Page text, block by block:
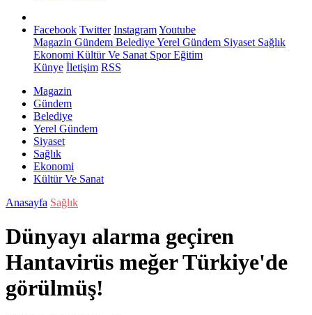
Facebook Twitter InstagramYoutube
Magazin Gündem BelediyeYerel Gündem Siyaset Sağlık
Ekonomi Kültür Ve Sanat SporEğitim
Künye İletişim RSS
Magazin
Gündem
Belediye
Yerel Gündem
Siyaset
Sağlık
Ekonomi
Kültür Ve Sanat
Anasayfa Sağlık
Dünyayı alarma geçiren
Hantavirüs meğer Türkiye'de
görülmüş!